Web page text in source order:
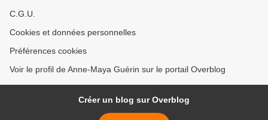
C.G.U.
Cookies et données personnelles
Préférences cookies
Voir le profil de Anne-Maya Guérin sur le portail Overblog
Créer un blog sur Overblog